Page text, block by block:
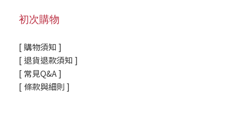
初次購物
[ 購物須知 ]
[ 退貨退款須知 ]
[ 常見Q&A ]
[ 條款與細則 ]